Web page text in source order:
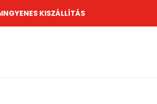
INGYENES KISZÁLLÍTÁS